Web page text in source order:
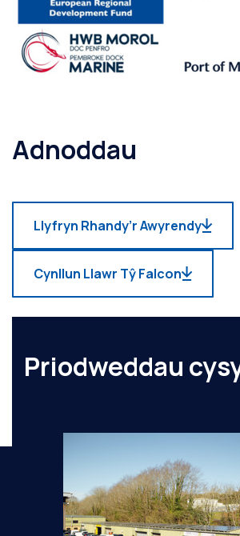
Adnoddau
Llyfryn Rhandy’r Awyrendy
Cynllun Llawr Tŷ Falcon
Priodweddau